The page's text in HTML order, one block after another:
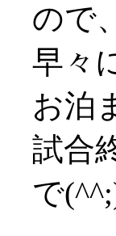
ので、
早々
お泊
試合
で